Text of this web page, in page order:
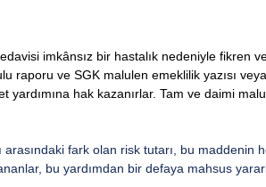
imkânsız bir hastalık nedeniyle fikren
raporu ve SGK malulen emeklilik yazısı
yardımına hak kazanırlar. Tam ve daimi
fark olan risk tutarı, bu
bu yardımdan bir defaya mahsus